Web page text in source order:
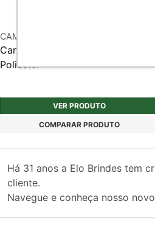
CAM010
Camiseta Personalizada Unissex
Poliéster
VER PRODUTO
COMPARAR PRODUTO
Há 31 anos a Elo Brindes tem
cliente.
Navegue e conheça nosso